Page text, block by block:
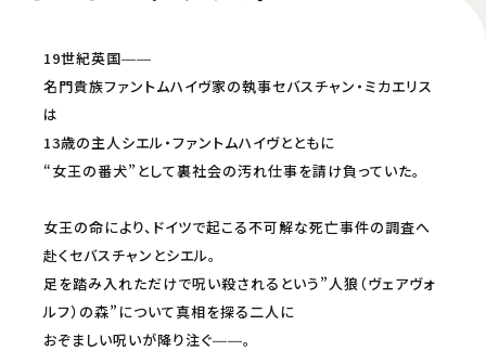
バンダイチャンネル ディズニープラス
2025年4月11日(金)より 24:00～
マンガUP！
配信開始日・配信日時は編成の都合などにより変更となる場合がございます。予めご了
承ください。
19世紀英国――
名門貴族ファントムハイヴ家の執事セバスチャン・ミカエリス
は
13歳の主人シエル・ファントムハイヴとともに
“女王の番犬”として裏社会の汚れ仕事を請け負っていた。
女王の命により、ドイツで起こる不可解な死亡事件の調査へ
赴くセバスチャンとシエル。
足を踏み入れただけで呪い殺されるという”人狼（ヴェアヴォ
ルフ）の森”について真相を探る二人に
おぞましい呪いが降り注ぐ――。